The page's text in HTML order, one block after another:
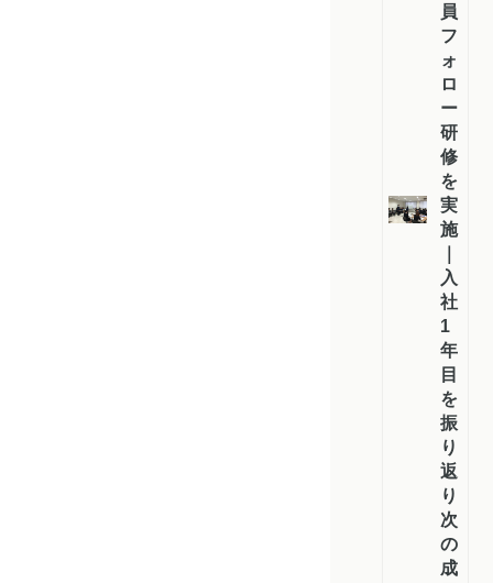
員
フ
ォ
ロ
ー
研
修
を
実
施
入
社
1
年
目
を
振
り
返
り
次
の
成